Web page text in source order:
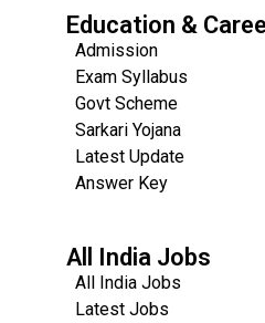
Education &
Admission
Exam Syllabus
Govt Scheme
Sarkari Yojana
Latest Update
Answer Key
All India Jobs
All India Jobs
Latest Jobs